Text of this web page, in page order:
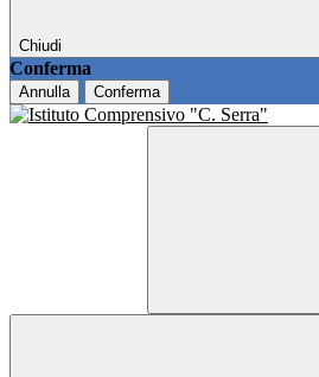
Chiudi
Conferma
Annulla Conferma